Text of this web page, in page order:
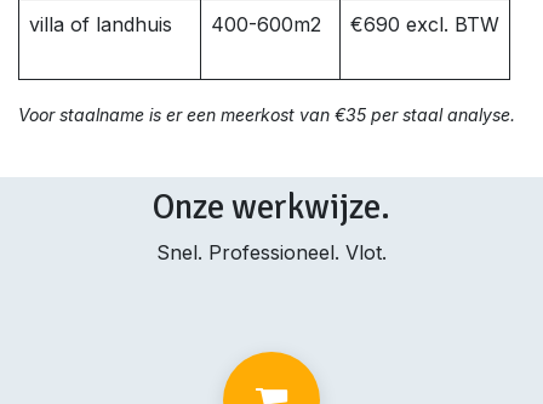
villa of landhuis 400-600m2 €690 excl. BTW
Voor staalname is er een meerkost van €35 per staal analyse.
Onze werkwijze.
Snel. Professioneel. Vlot.